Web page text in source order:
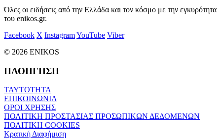
Όλες οι ειδήσεις από την Ελλάδα και τον κόσμο με την εγκυρότητα
του enikos.gr.
Facebook X InstagramYouTube Viber
© 2026 ENIKOS
ΠΛΟΗΓΗΣΗ
ΤΑΥΤΟΤΗΤΑ
ΕΠΙΚΟΙΝΩΝΙΑ
ΟΡΟΙ ΧΡΗΣΗΣ
ΠΟΛΙΤΙΚΗ ΠΡΟΣΤΑΣΙΑΣ ΠΡΟΣΩΠΙΚΩΝ ΔΕΔΟΜΕΝΩΝ
ΠΟΛΙΤΙΚΗ COOKIES
Κρατική Διαφήμιση